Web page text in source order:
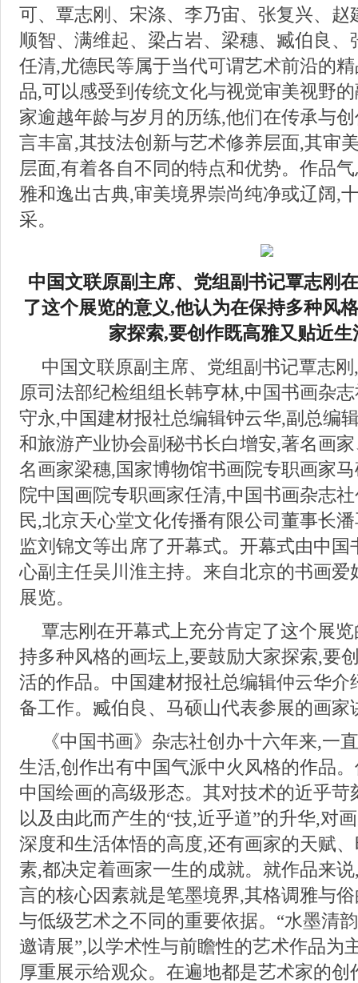
可、覃志刚、宋涤、李乃宙、张复兴、赵
顺智、满维起、梁占岩、梁穗、臧伯良、
任清,尤德民等属于当代可谓艺术前沿的
品,可以感受到传统文化与视觉审美视野
家逾越年龄与岁月的历练,他们在传承与
言丰富,其技法创新与艺术修养层面,其审
层面,有着各自不同的特点和优势。作品
雅和逸出古典,审美境界崇尚纯净或辽阔,
采。
中国文联原副主席、党组副书记覃志刚
了这个展览的意义,他认为在保持多种风
家探索,要创作既高雅又贴近生
中国文联原副主席、党组副书记覃志
原司法部纪检组组长韩亨林,中国书画杂
守永,中国建材报社总编辑钟云华,副总编
和旅游产业协会副秘书长白增安,著名画
名画家梁穗,国家博物馆书画院专职画家
院中国画院专职画家任清,中国书画杂志
民,北京天心堂文化传播有限公司董事长
监刘锦文等出席了开幕式。开幕式由中国
心副主任吴川淮主持。来自北京的书画爱
展览。
覃志刚在开幕式上充分肯定了这个展
持多种风格的画坛上,要鼓励大家探索,要
活的作品。中国建材报社总编辑仲云华介
备工作。臧伯良、马硕山代表参展的画家
《中国书画》杂志社创办十六年来,一
生活,创作出有中国气派中火风格的作品
中国绘画的高级形态。其对技术的近乎苛
以及由此而产生的“技,近乎道”的升华,对
深度和生活体悟的高度,还有画家的天赋
素,都决定着画家一生的成就。就作品来
言的核心因素就是笔墨境界,其格调雅与
与低级艺术之不同的重要依据。“水墨清
邀请展”,以学术性与前瞻性的艺术作品为
厚重展示给观众。在遍地都是艺术家的创